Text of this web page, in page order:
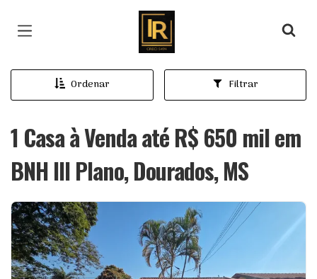
Página inicial
Ordenar Filtrar
1 Casa à Venda até R$ 650 mil em
BNH III Plano, Dourados, MS